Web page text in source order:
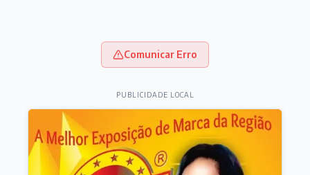
Comunicar Erro
PUBLICIDADE LOCAL